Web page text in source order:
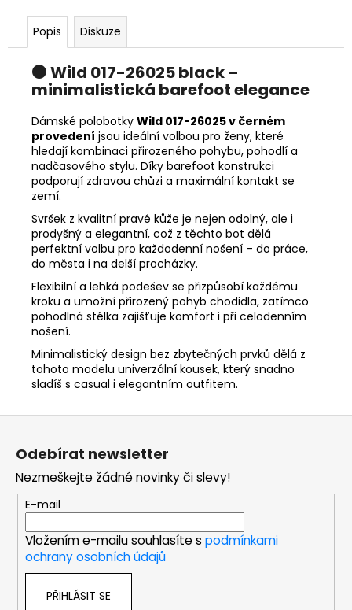
Popis Diskuze
⚫ Wild 017-26025 black –
minimalistická barefoot elegance
Dámské polobotky Wild 017-26025 v černém
provedení jsou ideální volbou pro ženy, které
hledají kombinaci přirozeného pohybu, pohodlí a
nadčasového stylu. Díky barefoot konstrukci
podporují zdravou chůzi a maximální kontakt se
zemí.
Svršek z kvalitní pravé kůže je nejen odolný, ale i
prodyšný a elegantní, což z těchto bot dělá
perfektní volbu pro každodenní nošení – do práce,
do města i na delší procházky.
Flexibilní a lehká podešev se přizpůsobí každému
kroku a umožní přirozený pohyb chodidla, zatímco
pohodlná stélka zajišťuje komfort i při celodenním
nošení.
Minimalistický design bez zbytečných prvků dělá z
tohoto modelu univerzální kousek, který snadno
sladíš s casual i elegantním outfitem.
328
Původně:
898
Z
Odebírat newsletter
Nezmeškejte žádné novinky či slevy!
E-mail
Vložením e-mailu souhlasíte s podmínkami
ochrany osobních údajů
PŘIHLÁSIT SE